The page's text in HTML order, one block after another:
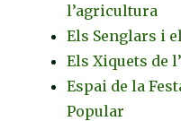
l’agricultura
Els Senglars i
Els Xiquets de
Espai de la
Popular